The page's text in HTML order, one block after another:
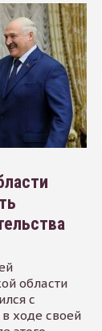
области
с
ходе своей